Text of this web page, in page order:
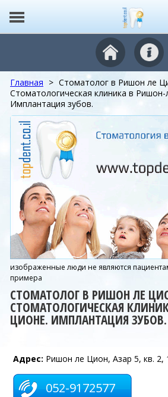
Главная > Стоматолог в Ришон ле
Стоматологическая клиника в
Имплантация зубов.
изображенные люди не являются
примера
СТОМАТОЛОГ В РИШОН ЛЕ
СТОМАТОЛОГИЧЕСКАЯ
ЦИОНЕ. ИМПЛАНТАЦИЯ ЗУБОВ.
Адрес: Ришон ле Цион, Азар 5, кв. 2,
052-9172577